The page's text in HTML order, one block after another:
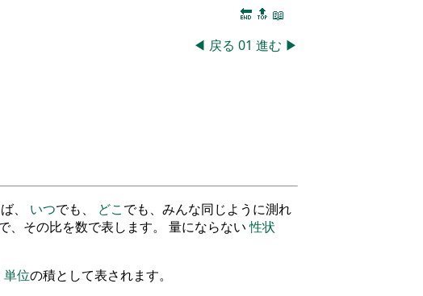
🔚 🔝 📖
◀ 戻る 01 進む ▶
、 いつでも、 どこでも、みんな同じように測れ
、その比を数で表します。 量にならない性状
単位の積として表されます。